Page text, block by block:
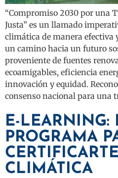
“Compromiso 2030 por una
Justa” es un llamado
climática de manera efectiva
un camino hacia un futuro
proveniente de fuentes
ecoamigables, eficiencia
innovación y equidad.
consenso nacional para una
E-LEARNING:
PROGRAMA
CLIMÁTICA